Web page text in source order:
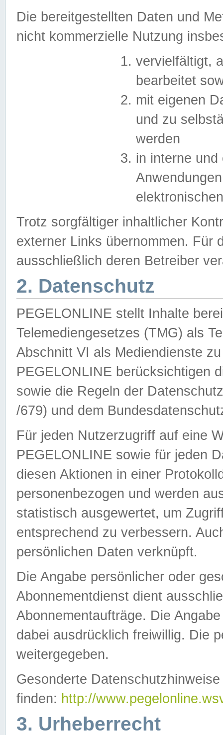
Die bereitgestellten Daten und
nicht kommerzielle Nutzung
vervielfältigt,
bearbeitet
mit eigenen
und zu
werden
in interne
Trotz sorgfältiger inhaltlicher
externer Links übernommen. Für
ausschließlich deren Betreiber
2. Datenschutz
PEGELONLINE stellt Inhalte
Telemediengesetzes (TMG) als
Abschnitt VI als Mediendienste
PEGELONLINE berücksichtigen
sowie die Regeln der
/679) und dem
Für jeden Nutzerzugriff auf eine
PEGELONLINE sowie für jeden
diesen Aktionen in einer
personenbezogen und werden
statistisch ausgewertet, um
entsprechend zu verbessern.
persönlichen Daten verknüpft.
Die Angabe persönlicher oder
Abonnementdienst dient
Abonnementaufträge. Die
dabei ausdrücklich freiwillig. Die
weitergegeben.
Gesonderte
finden: http://
3. Urheberrecht